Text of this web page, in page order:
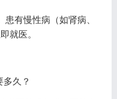
有慢性病（如肾病、
就医。
久？